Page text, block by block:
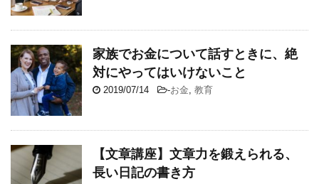
家族でお金について話すときに、絶
対にやってはいけないこと
2019/07/14 -お金, 教育
【文章講座】文章力を鍛えられる、
長い日記の書き方